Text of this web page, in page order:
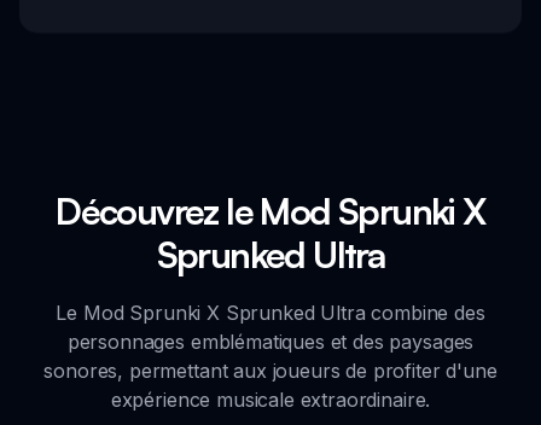
Découvrez le Mod Sprunki X
Sprunked Ultra
Le Mod Sprunki X Sprunked Ultra combine des
personnages emblématiques et des paysages
sonores, permettant aux joueurs de profiter d'une
expérience musicale extraordinaire.